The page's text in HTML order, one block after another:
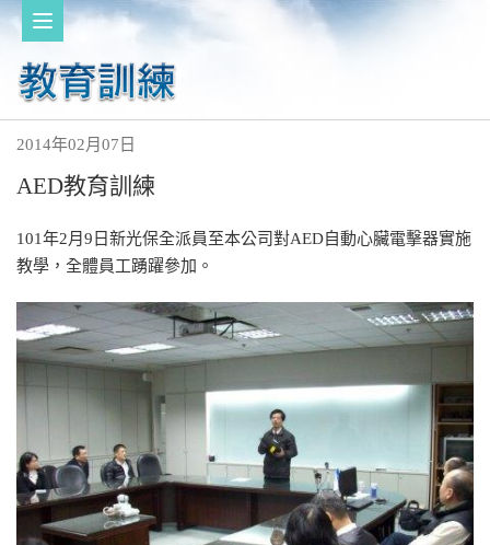
2014年02月07日
AED教育訓練
101年2月9日新光保全派員至本公司對AED自動心臟電擊器實施
教學，全體員工踴躍參加。